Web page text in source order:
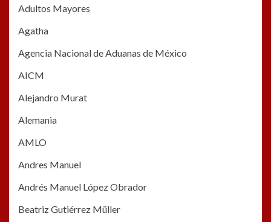
Adultos Mayores
Agatha
Agencia Nacional de Aduanas de México
AICM
Alejandro Murat
Alemania
AMLO
Andres Manuel
Andrés Manuel López Obrador
Beatriz Gutiérrez Müller